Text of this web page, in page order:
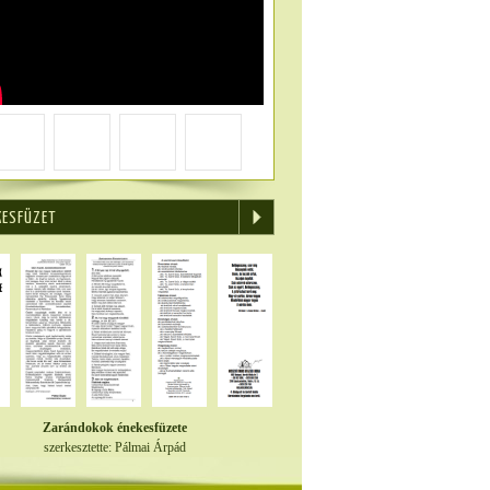
Zarándokok énekesfüzete
szerkesztette: Pálmai Árpád